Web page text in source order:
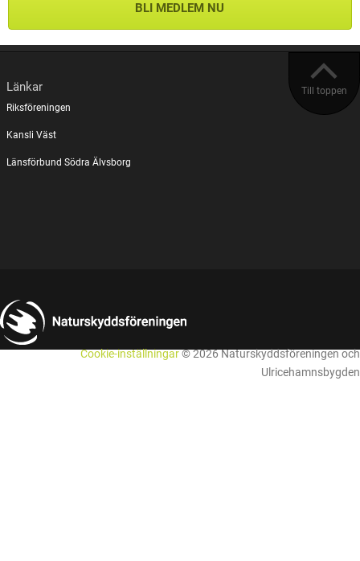
BLI MEDLEM NU
Till toppen
Länkar
Riksföreningen
Kansli Väst
Länsförbund Södra Älvsborg
Cookie-inställningar© 2026 Naturskyddsföreningen och
Ulricehamnsbygden